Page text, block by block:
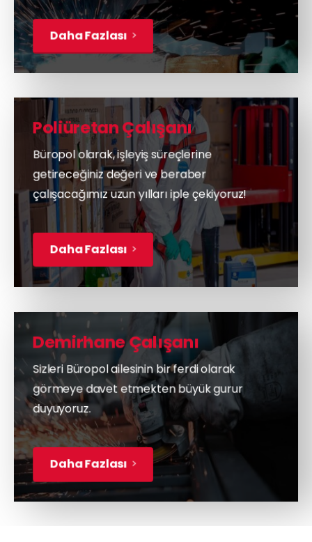
Daha Fazlası
Poliüretan Çalışanı
Büropol olarak, işleyiş süreçlerine
getireceğiniz değeri ve beraber
çalışacağımız uzun yılları iple çekiyoruz!
Daha Fazlası
Demirhane Çalışanı
Sizleri Büropol ailesinin bir ferdi olarak
görmeye davet etmekten büyük gurur
duyuyoruz.
Daha Fazlası